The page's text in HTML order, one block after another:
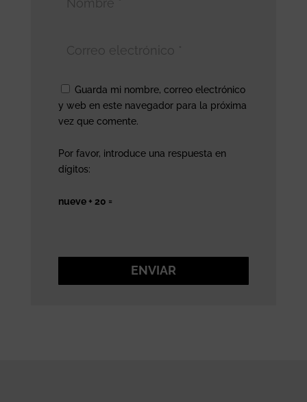
Guarda mi nombre, correo electrónico
y web en este navegador para la próxima
vez que comente.
Por favor, introduce una respuesta en
dígitos:
nueve + 20 =
ENVIAR